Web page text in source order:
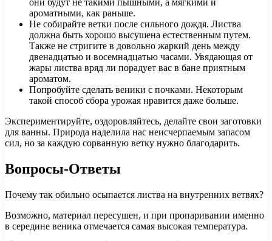
они будут не такими пышными, а мягкими и
ароматными, как раньше.
Не собирайте ветки после сильного дождя. Листва
должна быть хорошо высушена естественным путем.
Также не стригите в довольно жаркий день между
двенадцатью и восемнадцатью часами. Увядающая от
жары листва вряд ли порадует вас в бане приятным
ароматом.
Попробуйте сделать веники с почками. Некоторым
такой способ сбора урожая нравится даже больше.
Экспериментируйте, оздоровляйтесь, делайте свои заготовки
для ванны. Природа наделила нас неисчерпаемым запасом
сил, но за каждую сорванную ветку нужно благодарить.
Вопросы-Ответы
Почему так обильно осыпается листва на внутренних ветвях?
Возможно, материал пересушен, и при пропаривании именно
в середине веника отмечается самая высокая температура.